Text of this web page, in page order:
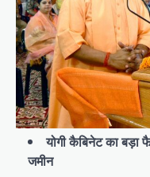
योगी कैबिनेट का बड़ा
जमीन